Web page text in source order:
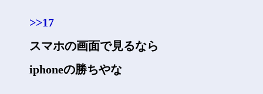
>>17
スマホの画面で見るなら
iphoneの勝ちやな